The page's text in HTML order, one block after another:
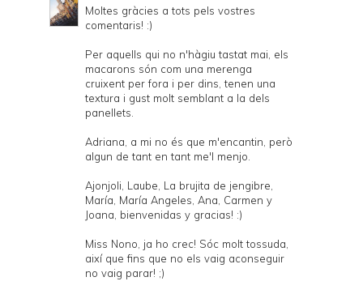
Moltes gràcies a tots pels vostres
comentaris! :)
Per aquells qui no n'hàgiu tastat mai, els
macarons són com una merenga
cruixent per fora i per dins, tenen una
textura i gust molt semblant a la dels
panellets.
Adriana, a mi no és que m'encantin, però
algun de tant en tant me'l menjo.
Ajonjoli, Laube, La brujita de jengibre,
María, María Angeles, Ana, Carmen y
Joana, bienvenidas y gracias! :)
Miss Nono, ja ho crec! Sóc molt tossuda,
així que fins que no els vaig aconseguir
no vaig parar! ;)